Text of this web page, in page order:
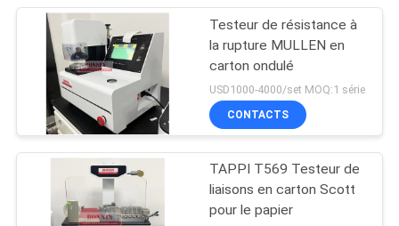
surface de liquide
Séchoir à vide de
laboratoire
Testeur de résistance à
la rupture MULLEN en
carton ondulé
USD1000-4000/set MOQ:1 série
CONTACTS
TAPPI T569 Testeur de
liaisons en carton Scott
pour le papier